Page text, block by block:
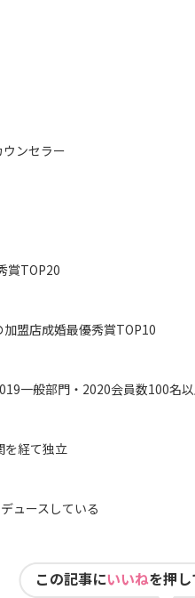
ンセラー
賞TOP20
盟店成婚最優秀賞TOP10
一般部門・2020会員数100名
を経て独立
ュースしている
この記事にいいねを押し